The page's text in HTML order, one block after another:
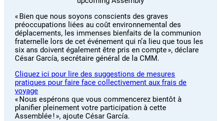
« Bien que nous soyons conscients des graves
préoccupations liées au coût environnemental des
déplacements, les immenses bienfaits de la communion
fraternelle lors de cet événement qui n’a lieu que tous les
six ans doivent également être pris en compte », déclare
César García, secrétaire général de la CMM.
Cliquez ici pour lire des suggestions de mesures
pratiques pour faire face collectivement aux frais de
voyage
« Nous espérons que vous commencerez bientôt à
planifier pleinement votre participation à cette
Assemblée ! », ajoute César García.